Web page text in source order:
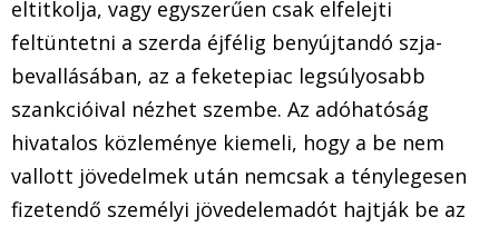
eltitkolja, vagy egyszerűen csak elfelejti
feltüntetni a szerda éjfélig benyújtandó szja-
bevallásában, az a feketepiac legsúlyosabb
szankcióival nézhet szembe. Az adóhatóság
hivatalos közleménye kiemeli, hogy a be nem
vallott jövedelmek után nemcsak a ténylegesen
fizetendő személyi jövedelemadót hajtják be az